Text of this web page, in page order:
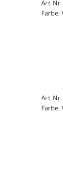
Art.Nr.
Farbe:
Art.Nr.
Farbe: